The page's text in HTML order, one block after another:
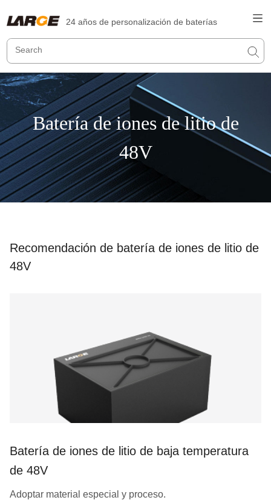
24 años de personalización de baterías
Batería de iones de litio de
48V
Recomendación de batería de iones de litio de
48V
Batería de iones de litio de baja temperatura
de 48V
Adoptar material especial y proceso.